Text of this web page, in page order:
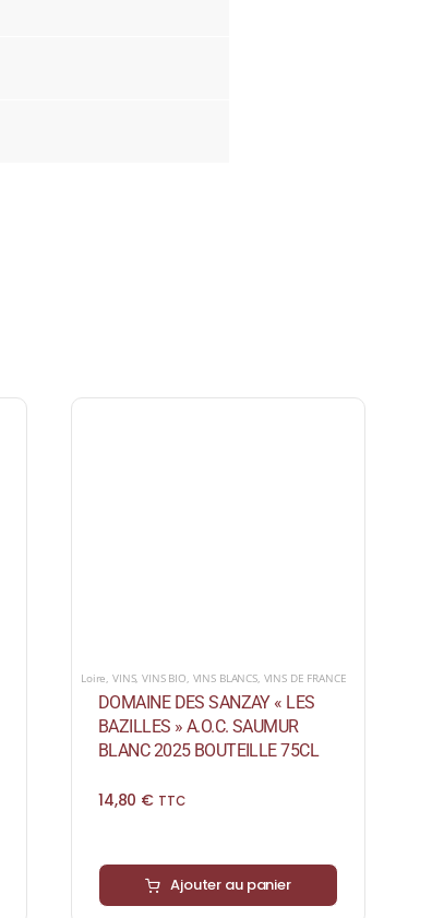
Loire, VINS,VINS BIO, VINS BLANCS, VINS DE FRANCE
DOMAINE DES SANZAY « LES
BAZILLES » A.O.C. SAUMUR
BLANC 2025 BOUTEILLE 75CL
14,80 € TTC
Ajouter au panier